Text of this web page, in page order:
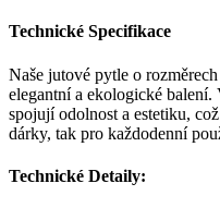
Technické Specifikace
Naše jutové pytle o
elegantní a ekologické
spojují odolnost a estetiku,
dárky, tak pro každodenní
Technické Detaily: